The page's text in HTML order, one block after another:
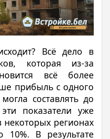
Всё дело в
которая из-за
всё более
прибыль с одного
составлять до
показатели уже
некоторых регионах
В результате